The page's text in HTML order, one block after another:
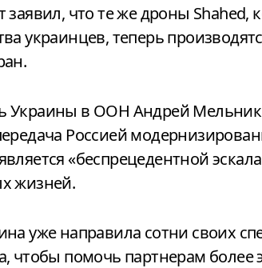
что те же дроны Shahed,
украинцев, теперь
Украины в ООН Андрей Мельник
Россией
«беспрецедентной
жизней.
уже направила сотни своих
чтобы помочь партнерам более